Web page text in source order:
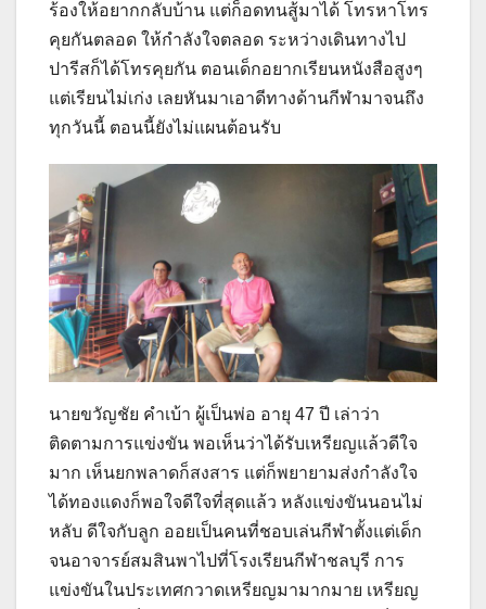
ร้องให้อยากกลับบ้าน แต่ก็อดทนสู้มาได้ โทรหาโทร
คุยกันตลอด ให้กำลังใจตลอด ระหว่างเดินทางไป
ปารีสก็ได้โทรคุยกัน ตอนเด็กอยากเรียนหนังสือสูงๆ
แต่เรียนไม่เก่ง เลยหันมาเอาดีทางด้านกีฬามาจนถึง
ทุกวันนี้ ตอนนี้ยังไม่แผนต้อนรับ
นายขวัญชัย คำเบ้า ผู้เป็นพ่อ อายุ 47 ปี เล่าว่า
ติดตามการแข่งขัน พอเห็นว่าได้รับเหรียญแล้วดีใจ
มาก เห็นยกพลาดก็สงสาร แต่ก็พยายามส่งกำลังใจ
ได้ทองแดงก็พอใจดีใจที่สุดแล้ว หลังแข่งขันนอนไม่
หลับ ดีใจกับลูก ออยเป็นคนที่ชอบเล่นกีฬาตั้งแต่เด็ก
จนอาจารย์สมสินพาไปที่โรงเรียนกีฬาชลบุรี การ
แข่งขันในประเทศกวาดเหรียญมามากมาย เหรียญ